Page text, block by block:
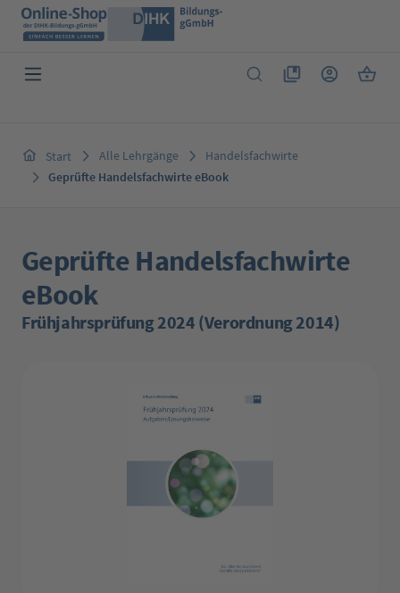
Zum Hauptinhalt springen
Du hast 0 Produkte
Start Alle Lehrgänge
Handelsfachwirte
Geprüfte Handelsfachwirte eBook
Geprüfte Handelsfachwirte
eBook
Frühjahrsprüfung 2024 (Verordnung 2014)